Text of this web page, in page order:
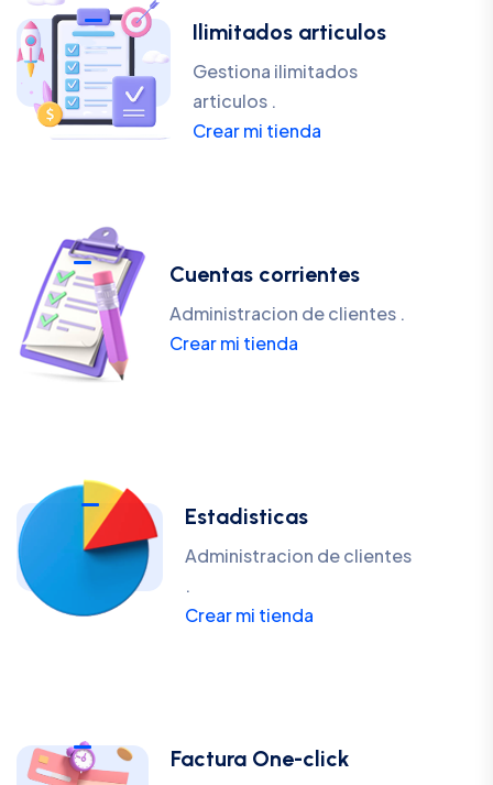
Ilimitados articulos
Gestiona ilimitados
articulos .
Crear mi tienda
Cuentas corrientes
Administracion de clientes .
Crear mi tienda
Estadisticas
Administracion de clientes
.
Crear mi tienda
Factura One-click